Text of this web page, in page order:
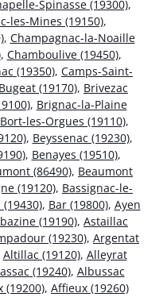
Spinasse (19300),
les-Mines (19150),
, Champagnac-la-Noaille
, Chamboulive (19450),
(19350), Camps-Saint-
Bugeat (19170), Brivezac
, Brignac-la-Plaine
Bort-les-Orgues (19110),
, Beyssenac (19230),
, Benayes (19510),
(86490), Beaumont
(19120), Bassignac-le-
, Bar (19800), Ayen
(19190), Astaillac
(19230), Argentat
Altillac (19120), Alleyrat
(19240), Albussac
(19200), Affieux (19260)